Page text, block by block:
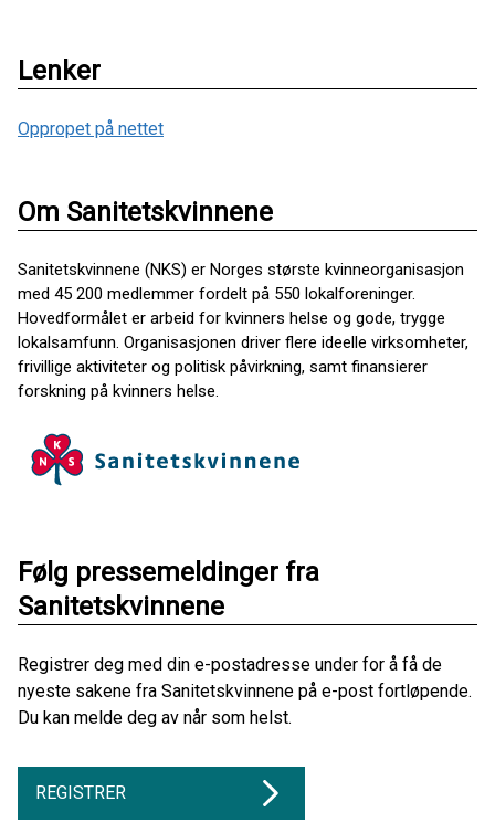
Lenker
Oppropet på nettet
Om Sanitetskvinnene
Sanitetskvinnene (NKS) er Norges største kvinneorganisasjon
med 45 200 medlemmer fordelt på 550 lokalforeninger.
Hovedformålet er arbeid for kvinners helse og gode, trygge
lokalsamfunn. Organisasjonen driver flere ideelle virksomheter,
frivillige aktiviteter og politisk påvirkning, samt finansierer
forskning på kvinners helse.
Følg pressemeldinger fra
Sanitetskvinnene
Registrer deg med din e-postadresse under for å få de
nyeste sakene fra Sanitetskvinnene på e-post fortløpende.
Du kan melde deg av når som helst.
REGISTRER